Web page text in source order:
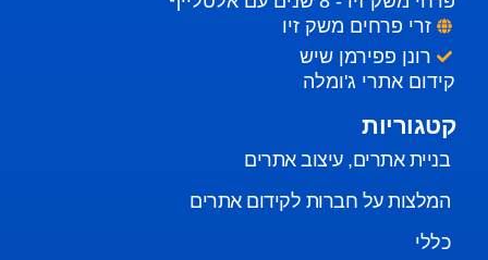
זרי פרחים משק זיו
רונן פפירמן שיש
קידום אתרי ג'ומלה
קטגוריות
בניית אתרים, עיצוב אתרים
המלצות על חברות לקידום אתרים
כללי